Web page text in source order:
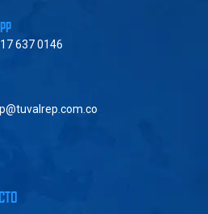
637 0146